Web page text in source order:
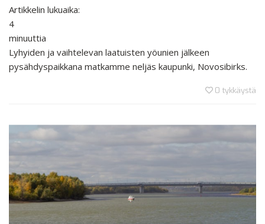
Artikkelin lukuaika:
4
minuuttia
Lyhyiden ja vaihtelevan laatuisten yöunien jälkeen
pysähdyspaikkana matkamme neljäs kaupunki, Novosibirks.
0 tykkäystä